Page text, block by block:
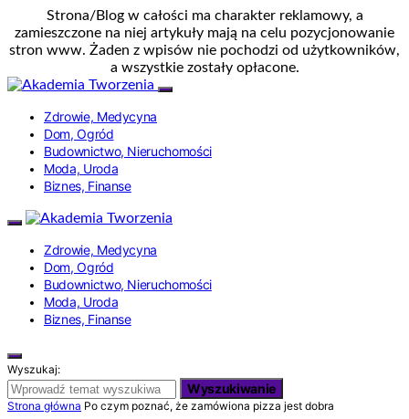
Strona/Blog w całości ma charakter reklamowy, a
zamieszczone na niej artykuły mają na celu pozycjonowanie
stron www. Żaden z wpisów nie pochodzi od użytkowników,
a wszystkie zostały opłacone.
Zdrowie, Medycyna
Dom, Ogród
Budownictwo, Nieruchomości
Moda, Uroda
Biznes, Finanse
Zdrowie, Medycyna
Dom, Ogród
Budownictwo, Nieruchomości
Moda, Uroda
Biznes, Finanse
Wyszukaj:
Wyszukiwanie
Strona główna Po czym poznać, że zamówiona pizza jest dobra